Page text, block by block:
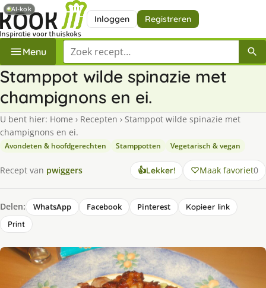
Inloggen Registreren
Menu Zoek een recept
Stamppot wilde spinazie met
champignons en ei.
U bent hier: Home › Recepten › Stamppot wilde spinazie met
champignons en ei.
Avondeten & hoofdgerechten Stamppotten Vegetarisch & vegan
Recept van pwiggers 👍Lekker! Maak favoriet0
Delen: WhatsApp Facebook Pinterest
Kopieer link
Print
AI-kok